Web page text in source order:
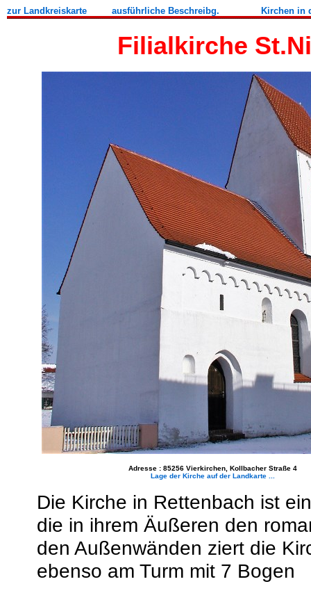
zur Landkreiskarte ausführliche Beschreibg. Kirchen in
Filialkirche
Adresse : 85256 Vierkirchen, Kollbacher Straße 4
Lage der Kirche auf der Landkarte ...
Die Kirche in Rettenbach ist
die in ihrem Äußeren den
den Außenwänden ziert die
ebenso am Turm mit 7 Bogen